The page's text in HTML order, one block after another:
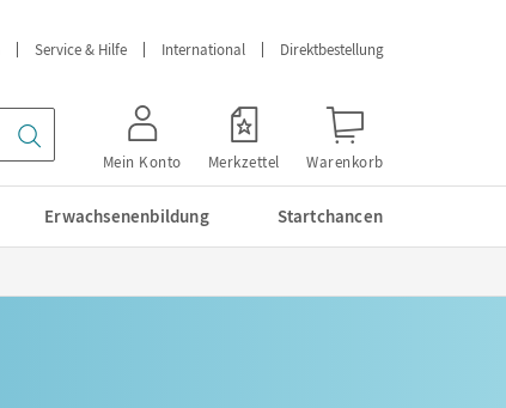
Service & Hilfe International Direktbestellung
Mein Konto Merkzettel Warenkorb
Erwachsenenbildung Startchancen